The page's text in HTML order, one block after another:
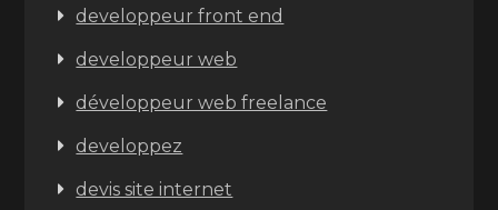
developpeur front end
developpeur web
développeur web freelance
developpez
devis site internet